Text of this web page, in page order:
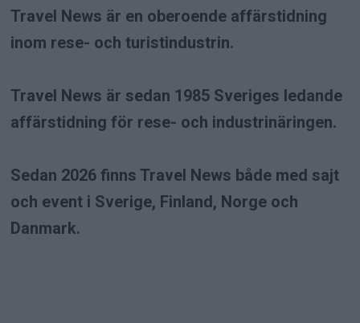
Travel News är en oberoende affärstidning
inom rese- och turistindustrin.
Travel News är sedan 1985 Sveriges ledande
affärstidning för rese- och industrinäringen.
Sedan 2026 finns Travel News både med sajt
och event i Sverige, Finland, Norge och
Danmark.